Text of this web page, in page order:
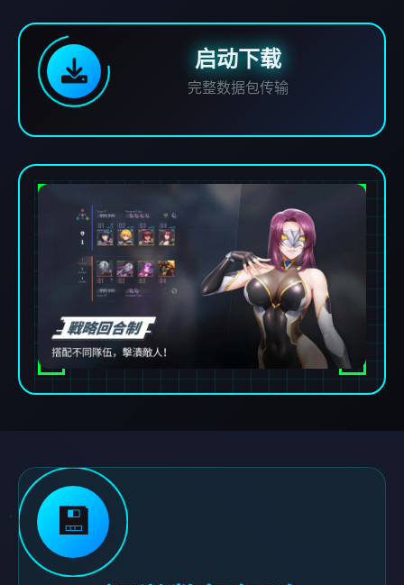
启动下载
完整数据包传输
💾